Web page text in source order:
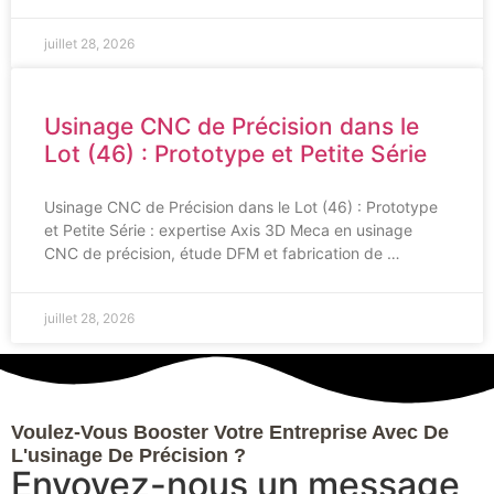
juillet 28, 2026
Usinage CNC de Précision dans le
Lot (46) : Prototype et Petite Série
Usinage CNC de Précision dans le Lot (46) : Prototype
et Petite Série : expertise Axis 3D Meca en usinage
CNC de précision, étude DFM et fabrication de …
juillet 28, 2026
Voulez-Vous Booster Votre Entreprise Avec De
L'usinage De Précision ?
Envoyez-nous un message